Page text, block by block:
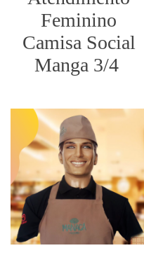
Feminino
Camisa Social
Manga 3/4